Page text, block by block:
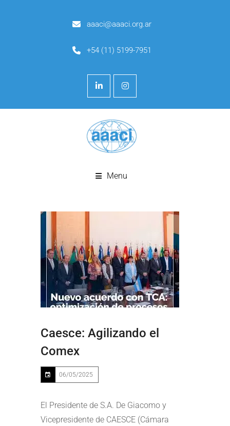
aaaci@aaaci.org.ar
+54 (11) 5199-7951
Menu
Caesce: Agilizando el
Comex
06/05/2025
El Presidente de S.A. De Giacomo y
Vicepresidente de CAESCE (Cámara